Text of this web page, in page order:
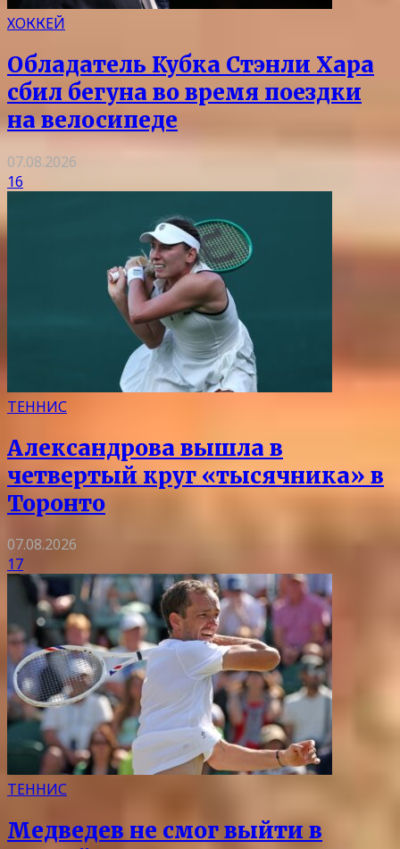
ХОККЕЙ
Обладатель Кубка Стэнли Хара
сбил бегуна во время поездки
на велосипеде
07.08.2026
16
ТЕННИС
Александрова вышла в
четвертый круг «тысячника» в
Торонто
07.08.2026
17
ТЕННИС
Медведев не смог выйти в